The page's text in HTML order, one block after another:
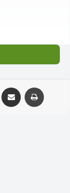
Viber Compartilhar via e-mail